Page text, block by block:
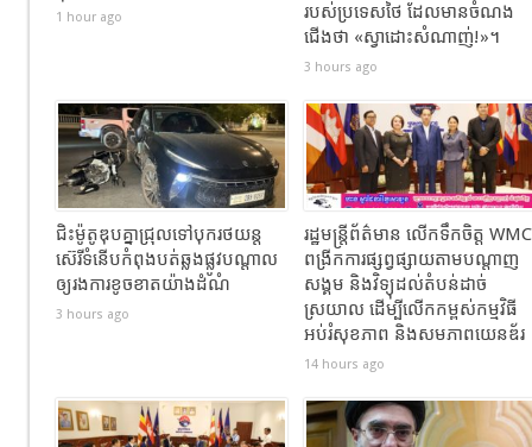
1 hour ago
របស់ប្រទេសថៃ ដែលមានចំណង
ជើង​ថា «ស្វាដោះសំណាញ់!»។
3 hours ago
ជិះម៉ូតូឌុបគ្នាជ្រុលទៅបុករថយន្ត
ស៊េរីទំនើបកំពុងបត់ឆ្លងផ្លូវបណ្តាល
ឲ្យរងការខូចខាតយ៉ាងដំណំ
3 hours ago
រដ្ឋមន្ត្រីព័ត៌មាន លើកទឹកចិត្ត WMC
ពង្រីកការផ្សព្វផ្សាយតាមបណ្តាញ
សង្គម និងវិទ្យុដល់តំបន់ដាច់
ស្រយាល ដើម្បីលើកកម្ពស់កម្មវិធី
អប់រំសុខភាព និងសមភាពយេនឌ័រ
14 hours ago